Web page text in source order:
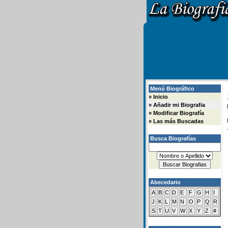
Menú Biográfico
» Inicio
» Añadir mi Biografia
» Modificar Biografía
» Las más Buscadas
Busca Biografías
Abecedario
A B C D E F G H
I
J
K L M N O P Q
R
S T U V W X Y Z #